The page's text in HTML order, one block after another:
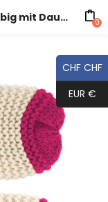
Kinder Strickfäustlinge vierfarbig mit Daumen 0
CHF CHF
EUR €